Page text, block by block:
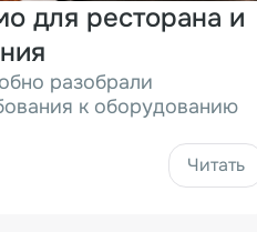
для ресторана и
разобрали
к оборудованию
Читать